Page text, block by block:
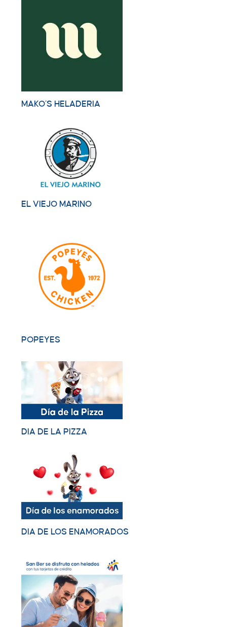
MAKO´S HELADERIA
EL VIEJO MARINO
POPEYES
DIA DE LA PIZZA
DIA DE LOS ENAMORADOS